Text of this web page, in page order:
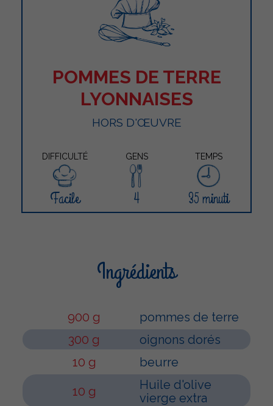
POMMES DE TERRE
LYONNAISES
HORS D'ŒUVRE
DIFFICULTÉ GENS TEMPS
Facile 4 35 minuti
Ingrédients
900 g
pommes de terre
300 g
oignons dorés
10 g
beurre
10 g
Huile d'olive
vierge extra